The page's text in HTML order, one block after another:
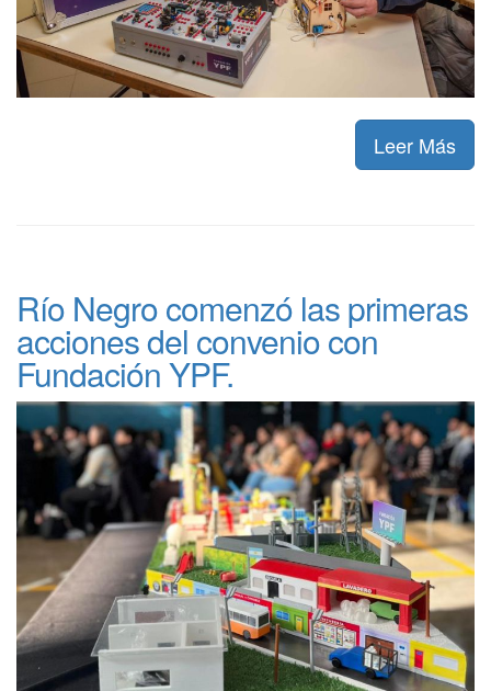
Leer Más
Río Negro comenzó las primeras
acciones del convenio con
Fundación YPF.